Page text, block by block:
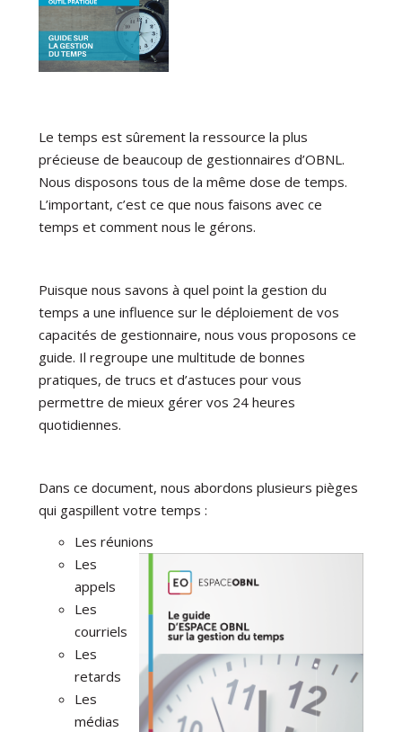
Le temps est sûrement la ressource la plus
précieuse de beaucoup de gestionnaires d’OBNL.
Nous disposons tous de la même dose de temps.
L’important, c’est ce que nous faisons avec ce
temps et comment nous le gérons.
Puisque nous savons à quel point la gestion du
temps a une influence sur le déploiement de vos
capacités de gestionnaire, nous vous proposons ce
guide. Il regroupe une multitude de bonnes
pratiques, de trucs et d’astuces pour vous
permettre de mieux gérer vos 24 heures
quotidiennes.
Dans ce document, nous abordons plusieurs pièges
qui gaspillent votre temps :
Les réunions
Les
appels
Les
courriels
Les
retards
Les
médias